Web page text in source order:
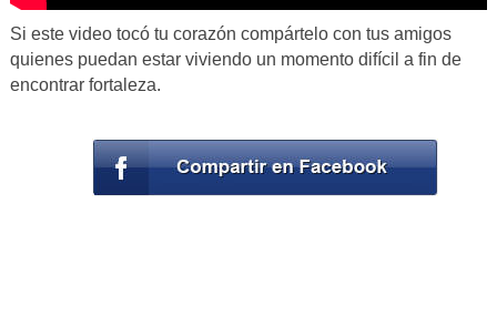
Si este video tocó tu corazón compártelo con tus amigos
quienes puedan estar viviendo un momento difícil a fin de
encontrar fortaleza.